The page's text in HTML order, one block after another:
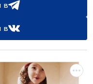
в
в